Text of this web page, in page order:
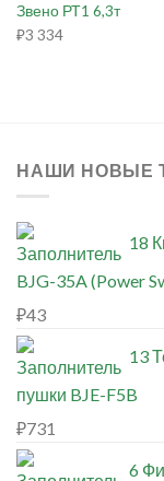
Звено РТ1 6,3т
₽3 334
НАШИ НОВЫЕ
18
BJG-35A (Power
₽43
13
пушки BJE-F5B
₽731
6